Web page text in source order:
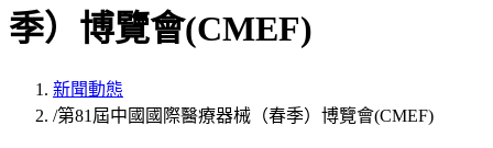
季）博覽會(CMEF)
新聞動態
/第81屆中國國際醫療器械（春季）博覽會(CMEF)